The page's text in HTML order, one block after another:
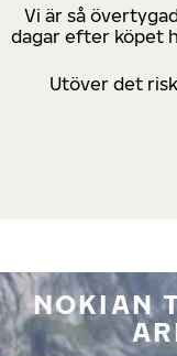
Vi är så
dagar efter köpet
Utöver det
NOKIAN